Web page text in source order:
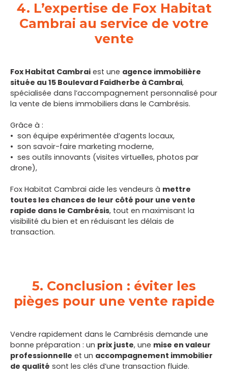
4. L’expertise de Fox Habitat
Cambrai au service de votre
vente
Fox Habitat Cambrai est une agence immobilière
située au 15 Boulevard Faidherbe à Cambrai,
spécialisée dans l’accompagnement personnalisé pour
la vente de biens immobiliers dans le Cambrésis.
Grâce à :
son équipe expérimentée d’agents locaux,
son savoir-faire marketing moderne,
ses outils innovants (visites virtuelles, photos par
drone),
Fox Habitat Cambrai aide les vendeurs à mettre
toutes les chances de leur côté pour une vente
rapide dans le Cambrésis, tout en maximisant la
visibilité du bien et en réduisant les délais de
transaction.
5. Conclusion : éviter les
pièges pour une vente rapide
Vendre rapidement dans le Cambrésis demande une
bonne préparation : un prix juste, une mise en valeur
professionnelle et un accompagnement immobilier
de qualité sont les clés d’une transaction fluide.